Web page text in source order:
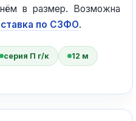
в размер. Возможна
по СЗФО.
серия П г/к 12 м